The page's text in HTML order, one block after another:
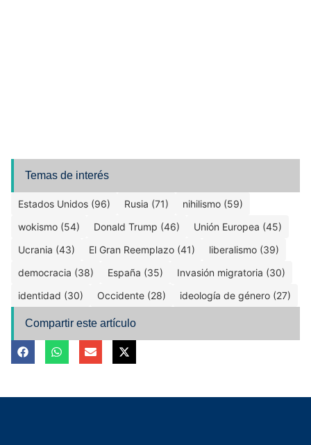
Temas de interés
Estados Unidos (96) Rusia (71)
nihilismo (59)
wokismo (54)
Donald Trump (46)
Unión Europea (45)
Ucrania (43)
El Gran Reemplazo (41)
liberalismo (39)
democracia (38)
España (35)
Invasión migratoria (30)
identidad (30)
Occidente (28) ideología de género (27)
Compartir este artículo